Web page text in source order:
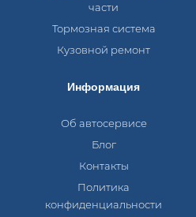
части
Тормозная система
Кузовной ремонт
Информация
Об автосервисе
Блог
Контакты
Политика
конфиденциальности